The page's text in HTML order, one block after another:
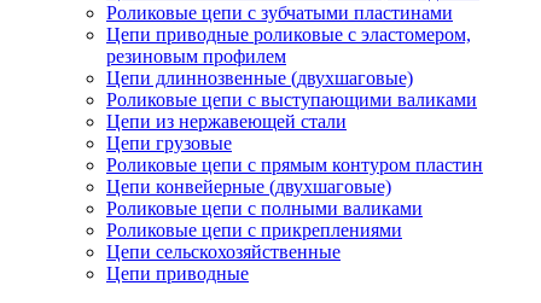
Роликовые цепи с зубчатыми пластинами
Цепи приводные роликовые с эластомером,
резиновым профилем
Цепи длиннозвенные (двухшаговые)
Роликовые цепи с выступающими валиками
Цепи из нержавеющей стали
Цепи грузовые
Роликовые цепи с прямым контуром пластин
Цепи конвейерные (двухшаговые)
Роликовые цепи с полными валиками
Роликовые цепи с прикреплениями
Цепи сельскохозяйственные
Цепи приводные